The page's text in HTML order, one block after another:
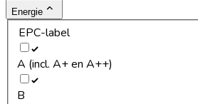
Energie
EPC-label
A (incl. A+ en A++)
B